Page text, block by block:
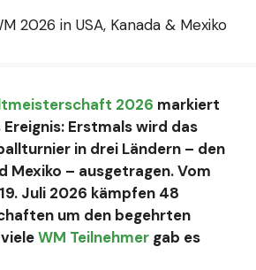
2026 markiert
Erstmals wird das
in drei Ländern – den
Mexiko – ausgetragen. Vom
Juli 2026 kämpfen 48
um den begehrten
WM Teilnehmer gab es